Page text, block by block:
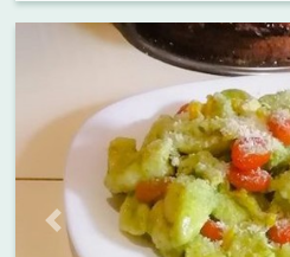
Previous